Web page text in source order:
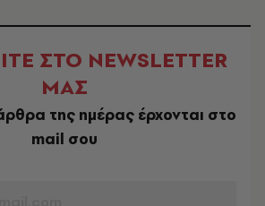
ΣΤΟ NEWSLETTER
ΜΑΣ
της ημέρας έρχονται στο
mail σου